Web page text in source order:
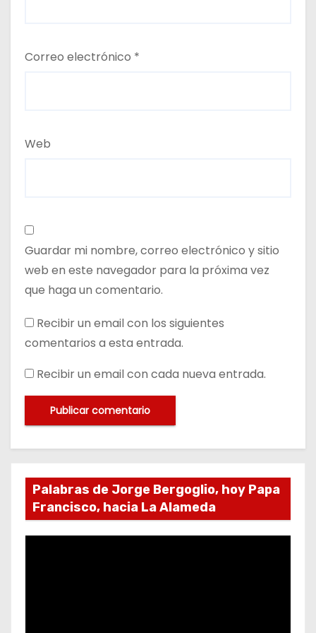
Correo electrónico *
Web
Guardar mi nombre, correo electrónico y sitio
web en este navegador para la próxima vez
que haga un comentario.
Recibir un email con los siguientes
comentarios a esta entrada.
Recibir un email con cada nueva entrada.
Palabras de Jorge Bergoglio, hoy Papa
Francisco, hacia La Alameda